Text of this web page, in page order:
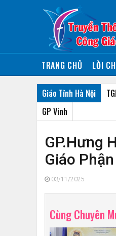
TRANG CHỦ LỜI
Giáo Tỉnh Hà Nội
GP Vinh
GP.Hưng
Giáo
03/11/2025
Cùng Chuyên